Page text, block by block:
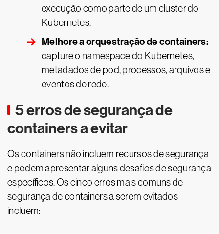
execução como parte de um cluster do
Kubernetes.
Melhore a orquestração de containers:
capture o namespace do Kubernetes,
metadados de pod, processos, arquivos e
eventos de rede.
5 erros de segurança de
containers a evitar
Os containers não incluem recursos de segurança
e podem apresentar alguns desafios de segurança
específicos. Os cinco erros mais comuns de
segurança de containers a serem evitados
incluem: